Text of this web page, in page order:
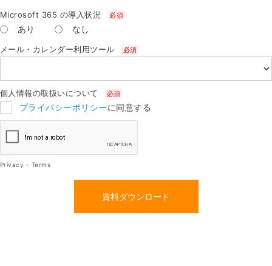
Microsoft 365 の導入状況
あり なし
メール・カレンダー利用ツール
個人情報の取扱いについて
プライバシーポリシーに同意する
Privacy - Terms